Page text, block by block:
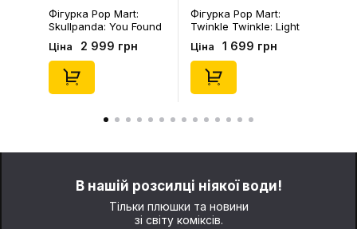
Фігурка Pop Mart:
Skullpanda: You Found
Me!: Plush Doll Pendant
Series (Blind Box: 1 з
10) (Secret Edition),
(29347)
Ціна 2 999 грн
Фігурка Pop Mart:
Twinkle Twinkle: Light
Up: Scene Sets Series
(Blind Box: 1 з 10)
(Secret Edition),
(21372)
Ціна 1 699 грн
В нашій розсилці ніякої води!
Тільки плюшки та новини
зі світу коміксів.